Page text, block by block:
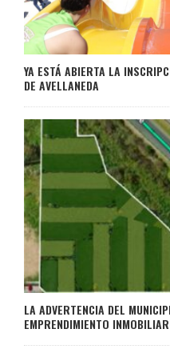
YA ESTÁ ABIERTA LA
DE AVELLANEDA
LA ADVERTENCIA DEL
EMPRENDIMIENTO